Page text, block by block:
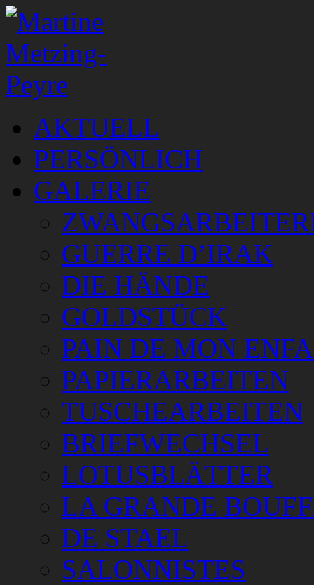
AKTUELL
PERSÖNLICH
GALERIE
GUERRE D’IRAK
DIE HÄNDE
GOLDSTÜCK
PAIN DE MON
PAPIERARBEITEN
TUSCHEARBEITEN
BRIEFWECHSEL
LOTUSBLÄTTER
LA GRANDE
DE STAEL
SALONNISTES